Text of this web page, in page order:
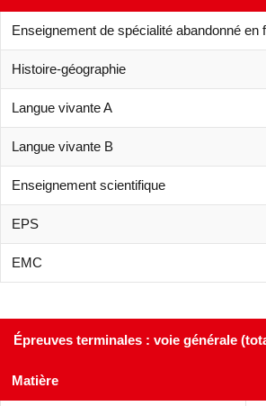
Enseignement de spécialité abandonné en
Histoire-géographie
Langue vivante A
Langue vivante B
Enseignement scientifique
EPS
EMC
Épreuves terminales : voie générale
Matière